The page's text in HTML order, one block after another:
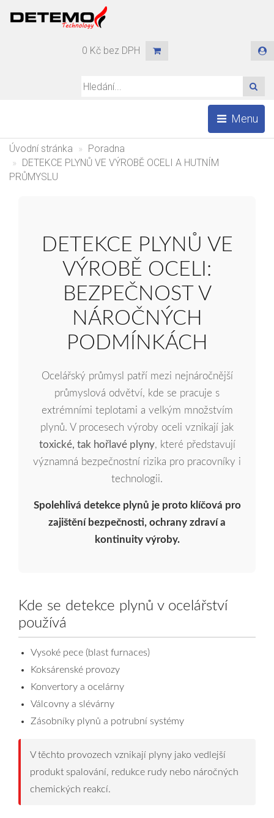
0 Kč bez DPH
Menu
Úvodní stránka
Poradna
DETEKCE PLYNŮ VE VÝROBĚ OCELI A HUTNÍM
PRŮMYSLU
DETEKCE PLYNŮ VE
VÝROBĚ OCELI:
BEZPEČNOST V
NÁROČNÝCH
PODMÍNKÁCH
Ocelářský průmysl patří mezi nejnáročnější
průmyslová odvětví, kde se pracuje s
extrémními teplotami a velkým množstvím
plynů. V procesech výroby oceli vznikají jak
toxické, tak hořlavé plyny, které představují
významná bezpečnostní rizika pro pracovníky i
technologii.
Spolehlivá detekce plynů je proto klíčová pro
zajištění bezpečnosti, ochrany zdraví a
kontinuity výroby.
Kde se detekce plynů v ocelářství
používá
Vysoké pece (blast furnaces)
Koksárenské provozy
Konvertory a ocelárny
Válcovny a slévárny
Zásobníky plynů a potrubní systémy
V těchto provozech vznikají plyny jako vedlejší
produkt spalování, redukce rudy nebo náročných
chemických reakcí.